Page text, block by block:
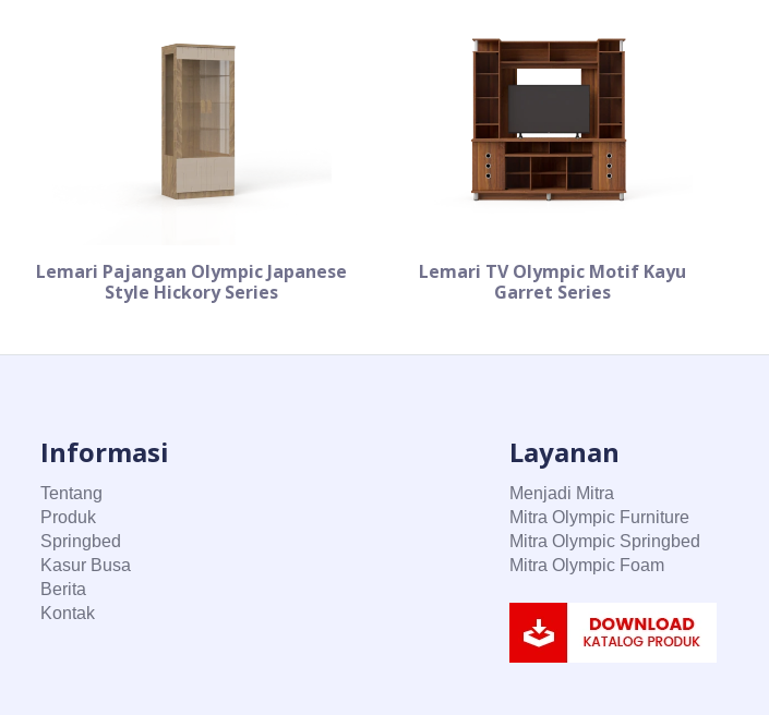
Lemari Pajangan Olympic Japanese
Style Hickory Series
Lemari TV Olympic Motif Kayu
Garret Series
Informasi
Tentang
Produk
Springbed
Kasur Busa
Berita
Kontak
Layanan
Menjadi Mitra
Mitra Olympic Furniture
Mitra Olympic Springbed
Mitra Olympic Foam